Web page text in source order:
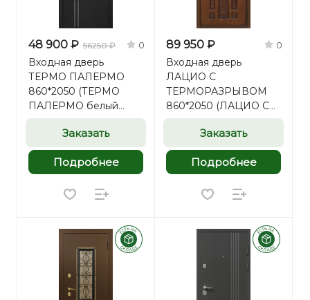
48 900 ₽ 56250 ₽ 0
Входная дверь
ТЕРМО ПАЛЕРМО
860*2050 (ТЕРМО
ПАЛЕРМО белый
матовый)
Заказать
Подробнее
89 950 ₽ 0
Входная дверь
ЛАЦИО С
ТЕРМОРАЗРЫВОМ
860*2050 (ЛАЦИО С
ТЕРМОРАЗРЫВОМ
винорит золотой орех)
Заказать
Подробнее